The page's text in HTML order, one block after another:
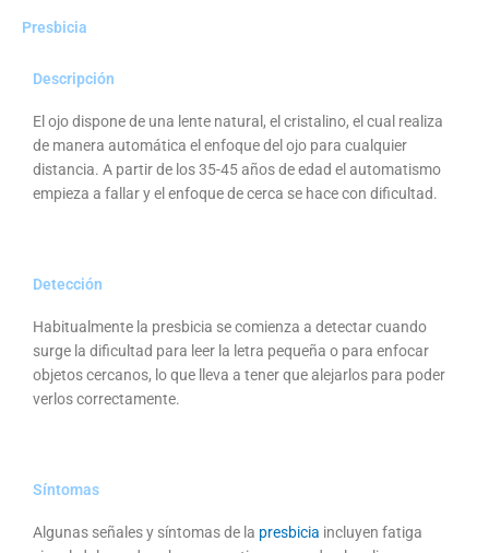
Presbicia
Descripción
El ojo dispone de una lente natural, el cristalino, el cual realiza
de manera automática el enfoque del ojo para cualquier
distancia. A partir de los 35-45 años de edad el automatismo
empieza a fallar y el enfoque de cerca se hace con dificultad.
Detección
Habitualmente la presbicia se comienza a detectar cuando
surge la dificultad para leer la letra pequeña o para enfocar
objetos cercanos, lo que lleva a tener que alejarlos para poder
verlos correctamente.
Síntomas
Algunas señales y síntomas de la presbicia incluyen fatiga